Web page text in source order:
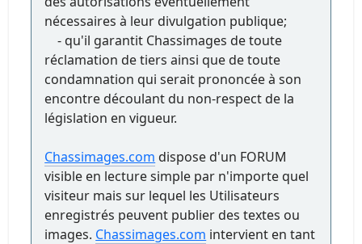
nécessaires à leur divulgation publique;
- qu'il garantit Chassimages de toute
réclamation de tiers ainsi que de toute
condamnation qui serait prononcée à son
encontre découlant du non-respect de la
législation en vigueur.
Chassimages.com dispose d'un FORUM
visible en lecture simple par n'importe quel
visiteur mais sur lequel les Utilisateurs
enregistrés peuvent publier des textes ou
images. Chassimages.com intervient en tant